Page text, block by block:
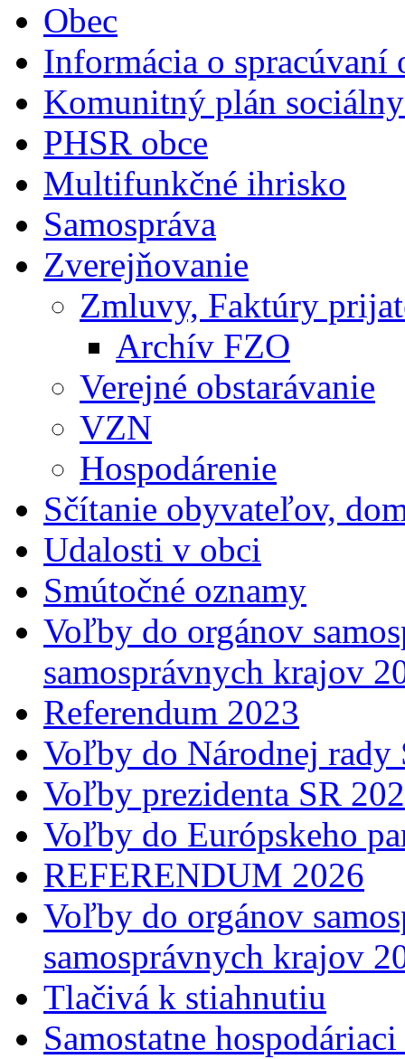
Obec
Informácia o spracúvaní
Komunitný plán
PHSR obce
Multifunkčné ihrisko
Samospráva
Zverejňovanie
Zmluvy, Faktúry
Archív FZO
Verejné obstarávanie
VZN
Hospodárenie
Sčítanie obyvateľov,
Udalosti v obci
Smútočné oznamy
Voľby do orgánov
samosprávnych krajov
Referendum 2023
Voľby do Národnej
Voľby prezidenta SR
Voľby do Európskeho
REFERENDUM 2026
Voľby do orgánov
samosprávnych krajov
Tlačivá k stiahnutiu
Samostatne